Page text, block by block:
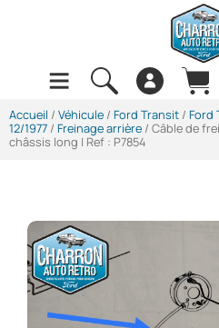
Accueil / Véhicule / Ford Transit / Ford
12/1977 / Freinage arrière / Câble de
châssis long | Ref : P7854